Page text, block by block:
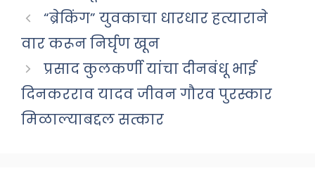
“ब्रेकिंग” युवकाचा धारधार हत्याराने
वार करून निर्घृण खून
प्रसाद कुलकर्णी यांचा दीनबंधू भाई
दिनकरराव यादव जीवन गौरव पुरस्कार
मिळाल्याबद्दल सत्कार